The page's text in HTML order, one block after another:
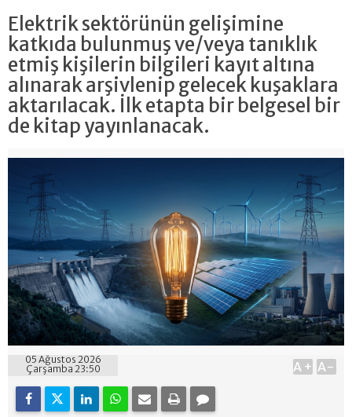
Elektrik sektörünün gelişimine
katkıda bulunmuş ve/veya tanıklık
etmiş kişilerin bilgileri kayıt altına
alınarak arşivlenip gelecek kuşaklara
aktarılacak. İlk etapta bir belgesel bir
de kitap yayınlanacak.
05 Ağustos 2026
Çarşamba 23:50
A+ A-